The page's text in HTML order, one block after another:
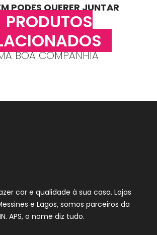
PODES QUERER JUNTAR
PRODUTOS
BOA COMPANHIA
cor e qualidade à sua casa. Lojas
e Lagos, somos parceiros da
APS, o nome diz tudo.